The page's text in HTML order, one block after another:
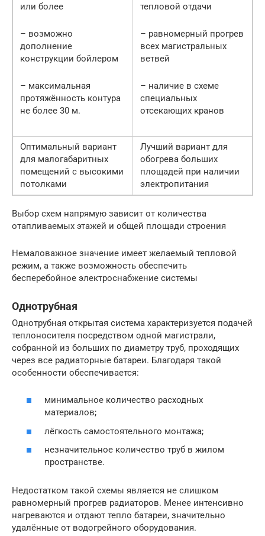
или более
– возможно
дополнение
конструкции бойлером
– максимальная
протяжённость контура
не более 30 м.
тепловой отдачи
– равномерный прогрев
всех магистральных
ветвей
– наличие в схеме
специальных
отсекающих кранов
Оптимальный вариант
для малогабаритных
помещений с высокими
потолками
Лучший вариант для
обогрева больших
площадей при наличии
электропитания
Выбор схем напрямую зависит от количества
отапливаемых этажей и общей площади строения
Немаловажное значение имеет желаемый тепловой
режим, а также возможность обеспечить
бесперебойное электроснабжение системы
Однотрубная
Однотрубная открытая система характеризуется подачей
теплоносителя посредством одной магистрали,
собранной из больших по диаметру труб, проходящих
через все радиаторные батареи. Благодаря такой
особенности обеспечивается:
минимальное количество расходных
материалов;
лёгкость самостоятельного монтажа;
незначительное количество труб в жилом
пространстве.
Недостатком такой схемы является не слишком
равномерный прогрев радиаторов. Менее интенсивно
нагреваются и отдают тепло батареи, значительно
удалённые от водогрейного оборудования.